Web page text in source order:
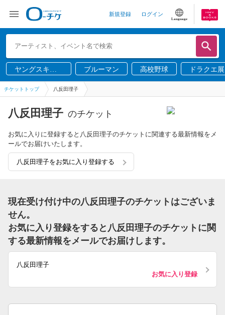
新規登録 ログイン
Language
ヤングスキニ
ー
ブルーマン 高校野球 ドラクエ展
チケットトップ 八反田理子
八反田理子 のチケット
お気に入りに登録すると八反田理子のチケットに関連する最新情報をメ
ールでお届けいたします。
八反田理子をお気に入り登録する
現在受け付け中の八反田理子のチケットはございま
せん。
お気に入り登録をすると八反田理子のチケットに関
する最新情報をメールでお届けします。
八反田理子
お気に入り登録